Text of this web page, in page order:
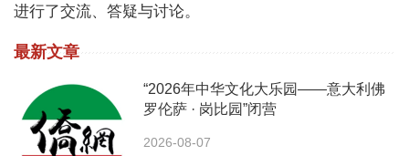
进行了交流、答疑与讨论。
最新文章
“2026年中华文化大乐园——意大利佛
罗伦萨 · 岗比园”闭营
2026-08-07